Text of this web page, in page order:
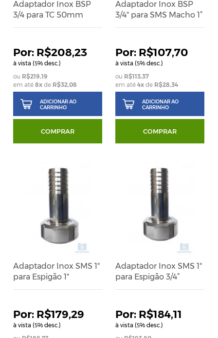
Adaptador Inox BSP
3/4 para TC 50mm
R$208,23
à vista (5% desc.)
R$219,19
em até8x de R$32,08
ADICIONAR AO
CARRINHO
COMPRAR
Adaptador Inox BSP
3/4" para SMS Macho 1”
R$107,70
à vista (5% desc.)
R$113,37
em até 4xde R$28,34
ADICIONAR AO
CARRINHO
COMPRAR
Adaptador Inox SMS 1"
para Espigão 1"
R$179,29
à vista (5% desc.)
Adaptador Inox SMS 1"
para Espigão 3/4”
R$184,11
à vista (5% desc.)